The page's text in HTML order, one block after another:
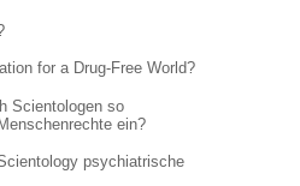
for a Drug-Free World?
Scientologen so
ein?
psychiatrische